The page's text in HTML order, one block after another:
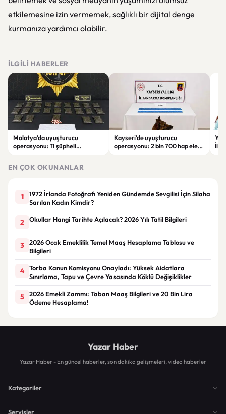
etkilemesine izin vermemek, sağlıklı bir dijital denge
kurmanıza yardımcı olabilir.
İLGILI HABERLER
Malatya’da uyuşturucu
operasyonu: 11 şüpheli
Kayseri’de uyuşturucu
operasyonu: 2 bin 700 hap ele
EN ÇOK OKUNANLAR
1
1972 İrlanda Fotoğrafı Yeniden Gündemde Sevgilisi İçin Silaha
Sarılan Kadın Kimdir?
2 Okullar Hangi Tarihte Açılacak? 2026 Yılı Tatil Bilgileri
3
2026 Ocak Emeklilik Temel Maaş Hesaplama Tablosu ve
Bilgileri
4
Torba Kanun Komisyonu Onayladı: Yüksek Aidatlara
Sınırlama, Tapu ve Çevre Yasasında Köklü Değişiklikler
5
2026 Emekli Zammı: Taban Maaş Bilgileri ve 20 Bin Lira
Ödeme Hesaplama!
Yazar Haber
Yazar Haber - En güncel haberler, son dakika gelişmeleri, video haberler
Kategoriler
Servisler